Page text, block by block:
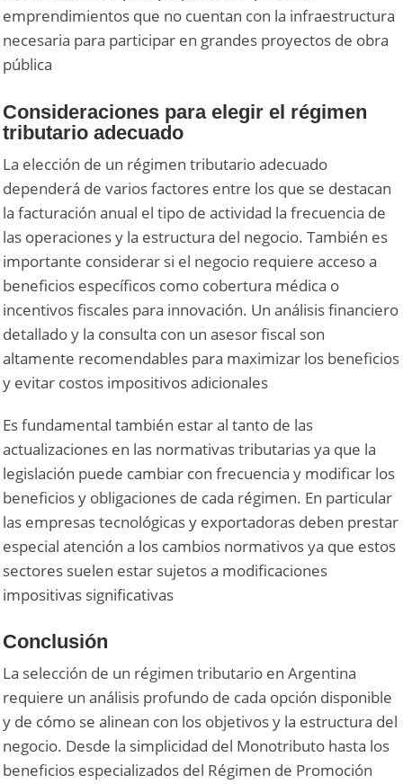
emprendimientos que no cuentan con la infraestructura
necesaria para participar en grandes proyectos de obra
pública
Consideraciones para elegir el régimen
tributario adecuado
La elección de un régimen tributario adecuado
dependerá de varios factores entre los que se destacan
la facturación anual el tipo de actividad la frecuencia de
las operaciones y la estructura del negocio. También es
importante considerar si el negocio requiere acceso a
beneficios específicos como cobertura médica o
incentivos fiscales para innovación. Un análisis financiero
detallado y la consulta con un asesor fiscal son
altamente recomendables para maximizar los beneficios
y evitar costos impositivos adicionales
Es fundamental también estar al tanto de las
actualizaciones en las normativas tributarias ya que la
legislación puede cambiar con frecuencia y modificar los
beneficios y obligaciones de cada régimen. En particular
las empresas tecnológicas y exportadoras deben prestar
especial atención a los cambios normativos ya que estos
sectores suelen estar sujetos a modificaciones
impositivas significativas
Conclusión
La selección de un régimen tributario en Argentina
requiere un análisis profundo de cada opción disponible
y de cómo se alinean con los objetivos y la estructura del
negocio. Desde la simplicidad del Monotributo hasta los
beneficios especializados del Régimen de Promoción